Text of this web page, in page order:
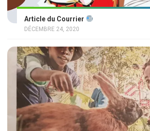
Article du Courrier
DÉCEMBRE 24, 2020